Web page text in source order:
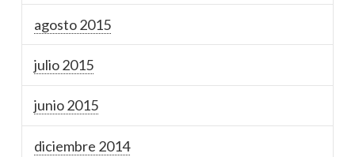
agosto 2015
julio 2015
junio 2015
diciembre 2014